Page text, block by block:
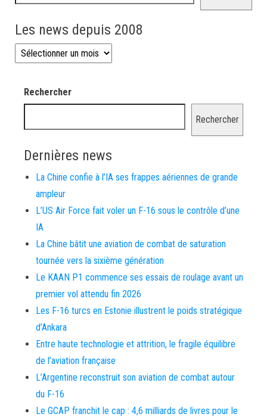
Les news depuis 2008
Les news depuis 2008
Rechercher
Rechercher
Dernières news
La Chine confie à l’IA ses frappes aériennes de grande
ampleur
L’US Air Force fait voler un F-16 sous le contrôle d’une
IA
La Chine bâtit une aviation de combat de saturation
tournée vers la sixième génération
Le KAAN P1 commence ses essais de roulage avant un
premier vol attendu fin 2026
Les F-16 turcs en Estonie illustrent le poids stratégique
d’Ankara
Entre haute technologie et attrition, le fragile équilibre
de l’aviation française
L’Argentine reconstruit son aviation de combat autour
du F-16
Le GCAP franchit le cap : 4,6 milliards de livres pour le